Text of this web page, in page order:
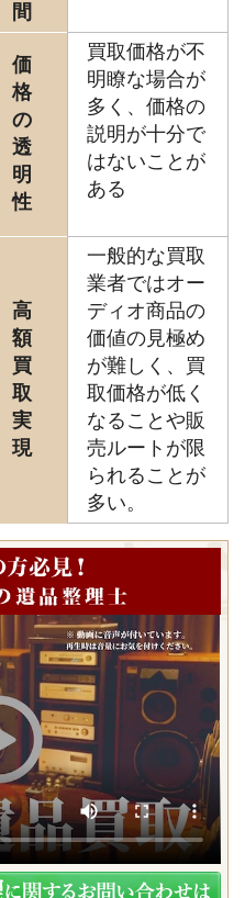
間
価
格
の
透
明
性
買取価格が不
明瞭な場合が
多く、価格の
説明が十分で
はないことが
ある
高
額
買
取
実
現
一般的な買取
業者ではオー
ディオ商品の
価値の見極め
が難しく、買
取価格が低く
なることや販
売ルートが限
られることが
多い。